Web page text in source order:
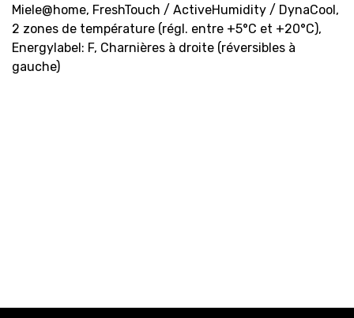
Miele@home, FreshTouch / ActiveHumidity / DynaCool,
2 zones de température (régl. entre +5°C et +20°C),
Energylabel: F, Charnières à droite (réversibles à
gauche)